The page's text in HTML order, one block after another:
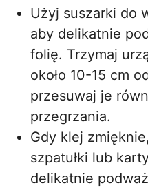
Użyj suszarki do
aby delikatnie
folię. Trzymaj
około 10-15 cm
przesuwaj je
przegrzania.
Gdy klej
szpatułki lub
delikatnie